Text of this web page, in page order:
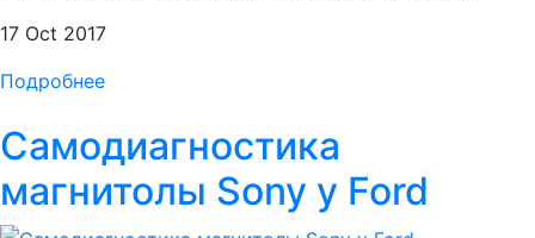
17 Oct 2017
Подробнее
Самодиагностика
магнитолы Sony у Ford